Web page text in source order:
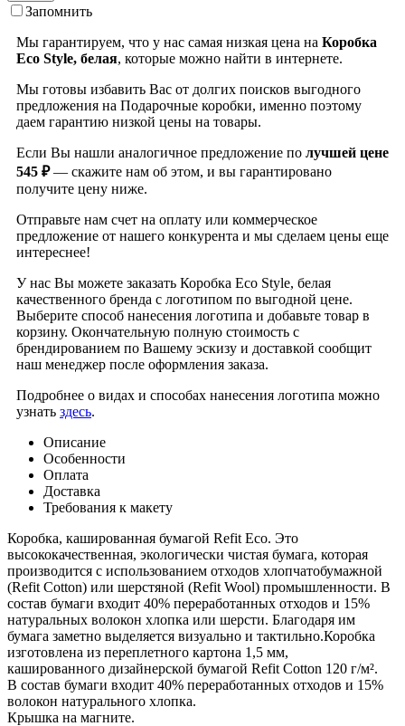
Запомнить
Мы гарантируем, что у нас самая низкая цена на Коробка
Eco Style, белая, которые можно найти в интернете.
Мы готовы избавить Вас от долгих поисков выгодного
предложения на Подарочные коробки, именно поэтому
даем гарантию низкой цены на товары.
Если Вы нашли аналогичное предложение по лучшей цене
545 ₽— скажите нам об этом, и вы гарантировано
получите цену ниже.
Отправьте нам счет на оплату или коммерческое
предложение от нашего конкурента и мы сделаем цены еще
интереснее!
У нас Вы можете заказать Коробка Eco Style, белая
качественного бренда с логотипом по выгодной цене.
Выберите способ нанесения логотипа и добавьте товар в
корзину. Окончательную полную стоимость с
брендированием по Вашему эскизу и доставкой сообщит
наш менеджер после оформления заказа.
Подробнее о видах и способах нанесения логотипа можно
узнать здесь.
Описание
Особенности
Оплата
Доставка
Требования к макету
Коробка, кашированная бумагой Refit Eco. Это
высококачественная, экологически чистая бумага, которая
производится с использованием отходов хлопчатобумажной
(Refit Cotton) или шерстяной (Refit Wool) промышленности. В
состав бумаги входит 40% переработанных отходов и 15%
натуральных волокон хлопка или шерсти. Благодаря им
бумага заметно выделяется визуально и тактильно.Коробка
изготовлена из переплетного картона 1,5 мм,
кашированного дизайнерской бумагой Refit Cotton 120 г/м².
В состав бумаги входит 40% переработанных отходов и 15%
волокон натурального хлопка.
Крышка на магните.